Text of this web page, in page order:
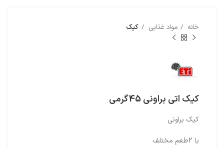
خانه مواد غذایی کیک
کیک اتی براونی 45گرمی
کیک براونی
با 2طعم مختلف